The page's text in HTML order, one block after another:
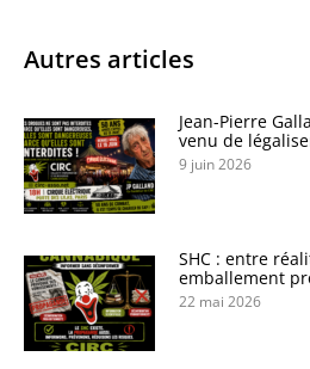
Autres articles
Jean-Pierre
venu de
9 juin 2026
SHC : entre
emballement
22 mai 2026